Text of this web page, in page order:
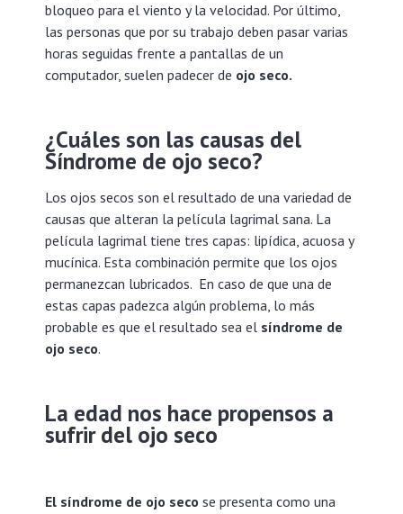
bloqueo para el viento y la velocidad. Por último,
las personas que por su trabajo deben pasar varias
horas seguidas frente a pantallas de un
computador, suelen padecer de ojo seco.
¿Cuáles son las causas del
Síndrome de ojo seco?
Los ojos secos son el resultado de una variedad de
causas que alteran la película lagrimal sana. La
película lagrimal tiene tres capas: lipídica, acuosa y
mucínica. Esta combinación permite que los ojos
permanezcan lubricados. En caso de que una de
estas capas padezca algún problema, lo más
probable es que el resultado sea el síndrome de
ojo seco.
La edad nos hace propensos a
sufrir del ojo seco
El síndrome de ojo seco se presenta como una